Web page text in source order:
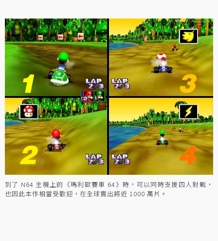
到了 N64 主機上的《瑪利歐賽車 64》時，可以同時支援四人對戰，
也因此本作相當受歡迎，在全球賣出將近 1000 萬片。